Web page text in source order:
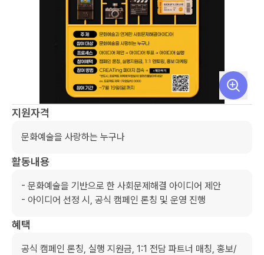
지원자격
문화예술을 사랑하는 누구나
활동내용
- 문화예술을 기반으로 한 사회문제해결 아이디어 제안
- 아이디어 선정 시, 공식 캠페인 론칭 및 운영 진행
혜택
공식 캠페인 론칭, 실행 지원금, 1:1 전담 파트너 매칭, 홍보/